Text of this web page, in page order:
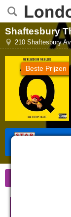
Shaftesbury
210 Shaftesbury
Beste Prijzen
Avenue